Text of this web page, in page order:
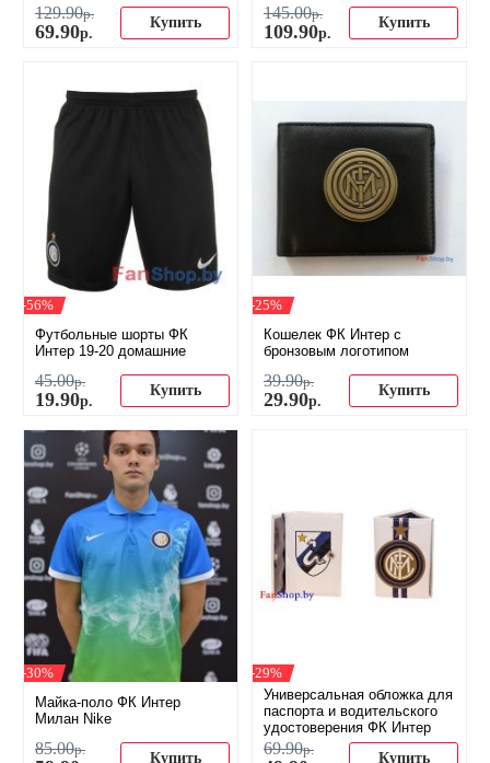
129.90р.
69.90р.
Купить
145.00р.
109.90р.
Купить
-56%
Футбольные шорты ФК
Интер 19-20 домашние
45.00р.
19.90р.
Купить
-25%
Кошелек ФК Интер с
бронзовым логотипом
39.90р.
29.90р.
Купить
-30%
Майка-поло ФК Интер
Милан Nike
85.00р. Купить
-29%
Универсальная обложка для
паспорта и водительского
удостоверения ФК Интер
69.90р. Купить